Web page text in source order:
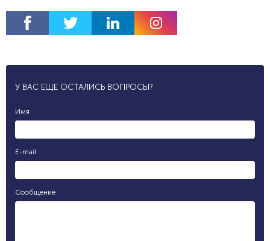
У ВАС ЕЩЕ ОСТАЛИСЬ ВОПРОСЫ?
Имя
E-mail
Сообщение